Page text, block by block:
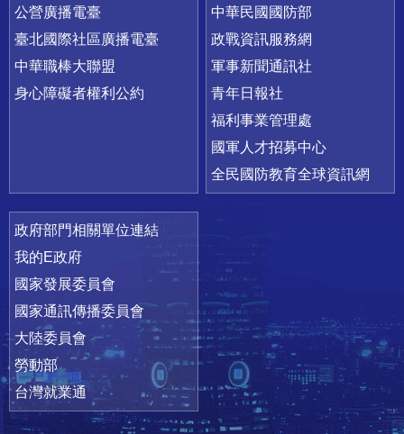
公營廣播電臺
臺北國際社區廣播電臺
中華職棒大聯盟
身心障礙者權利公約
中華民國國防部
政戰資訊服務網
軍事新聞通訊社
青年日報社
福利事業管理處
國軍人才招募中心
全民國防教育全球資訊網
政府部門相關單位連結
我的E政府
國家發展委員會
國家通訊傳播委員會
大陸委員會
勞動部
台灣就業通